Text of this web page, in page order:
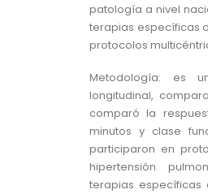
patología a nivel
terapias específicas
protocolos
Metodología: es
longitudinal,
comparó la
minutos y clase
participaron en
hipertensión
terapias específicas